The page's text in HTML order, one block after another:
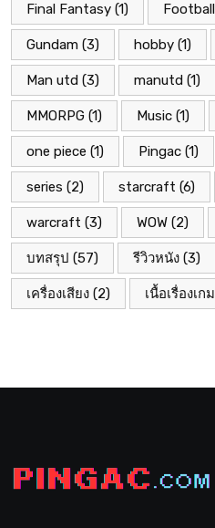
Final Fantasy (1) Football
Gundam (3) hobby (1)
Man utd (3) manutd (1)
MMORPG (1) Music (1)
one piece (1) Pingac (1)
series (2) starcraft (6)
warcraft (3) WOW (2)
บทสรุป (57) รีวิวหนัง (3)
เครื่องเสียง (2) เนื้อเรื่องเกม